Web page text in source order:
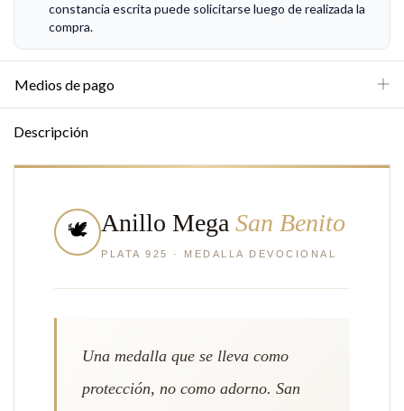
constancia escrita puede solicitarse luego de realizada la
compra.
Medios de pago
Descripción
🕊️ Anillo Mega San Benito
PLATA 925 · MEDALLA DEVOCIONAL
Una medalla que se lleva como
protección, no como adorno. San